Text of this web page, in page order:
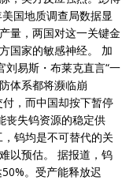
国地质调查局数据显
量，两国对这一关键金
国家的敏感神经。 加
易斯・布莱克直言“一
体系都将濒临崩
，而中国却按下暂停
丧失钨资源的稳定供
钨均是不可替代的关
以预估。 据报道，钨
。受产能释放迟